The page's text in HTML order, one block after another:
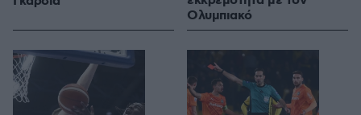
Ολυμπιακό